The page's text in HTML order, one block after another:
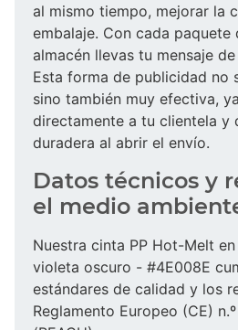
al mismo tiempo, mejorar la
embalaje. Con cada paquete
almacén llevas tu mensaje
Esta forma de publicidad no
sino también muy efectiva,
directamente a tu clientela y
duradera al abrir el envío.
Datos técnicos y
el medio
Nuestra cinta PP Hot-Melt
violeta oscuro - #4E008E
estándares de calidad y los
Reglamento Europeo (CE)